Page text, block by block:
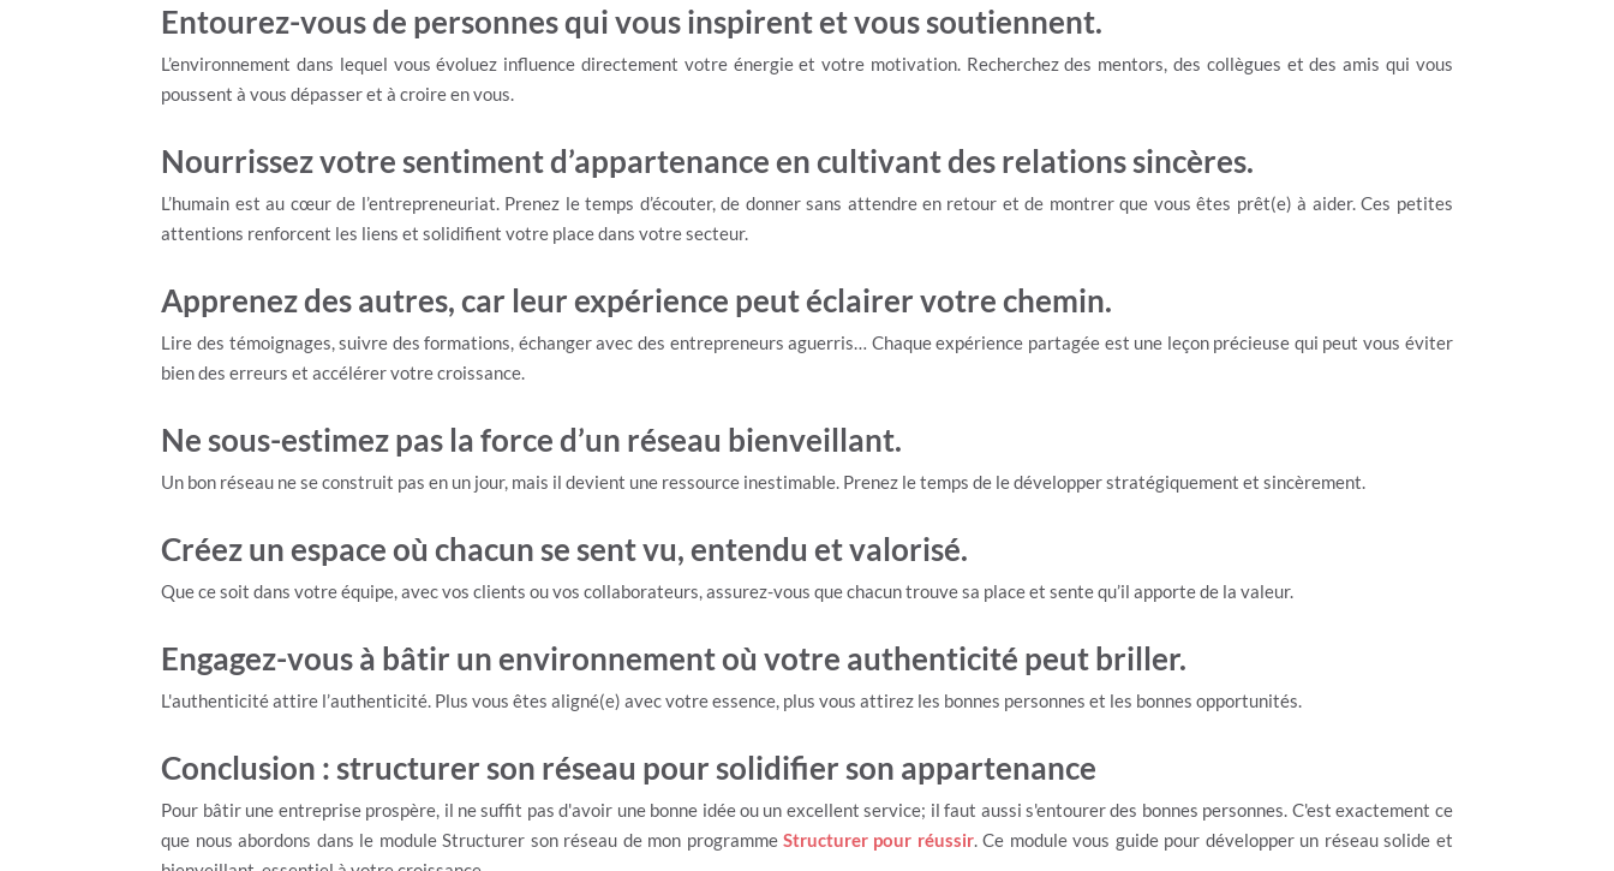
Entourez-vous de personnes qui vous inspirent et vous soutiennent.
L’environnement dans lequel vous évoluez influence directement votre énergie et votre motivation. Recherchez des mentors, des collègues et des amis qui vous
poussent à vous dépasser et à croire en vous.
Nourrissez votre sentiment d’appartenance en cultivant des relations sincères.
L’humain est au cœur de l’entrepreneuriat. Prenez le temps d’écouter, de donner sans attendre en retour et de montrer que vous êtes prêt(e) à aider. Ces petites
attentions renforcent les liens et solidifient votre place dans votre secteur.
Apprenez des autres, car leur expérience peut éclairer votre chemin.
Lire des témoignages, suivre des formations, échanger avec des entrepreneurs aguerris… Chaque expérience partagée est une leçon précieuse qui peut vous éviter
bien des erreurs et accélérer votre croissance.
Ne sous-estimez pas la force d’un réseau bienveillant.
Un bon réseau ne se construit pas en un jour, mais il devient une ressource inestimable. Prenez le temps de le développer stratégiquement et sincèrement.
Créez un espace où chacun se sent vu, entendu et valorisé.
Que ce soit dans votre équipe, avec vos clients ou vos collaborateurs, assurez-vous que chacun trouve sa place et sente qu’il apporte de la valeur.
Engagez-vous à bâtir un environnement où votre authenticité peut briller.
L'authenticité attire l’authenticité. Plus vous êtes aligné(e) avec votre essence, plus vous attirez les bonnes personnes et les bonnes opportunités.
Conclusion : structurer son réseau pour solidifier son appartenance
Pour bâtir une entreprise prospère, il ne suffit pas d'avoir une bonne idée ou un excellent service; il faut aussi s'entourer des bonnes personnes. C'est exactement ce
que nous abordons dans le module Structurer son réseau de mon programme Structurer pour réussir. Ce module vous guide pour développer un réseau solide et